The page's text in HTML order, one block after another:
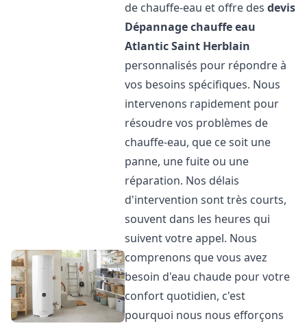
de chauffe-eau et offre desdevis
Dépannage chauffe eau
AtlanticSaint Herblain
personnalisés pour répondre à
vos besoins spécifiques. Nous
intervenons rapidement pour
résoudre vos problèmes de
chauffe-eau, que ce soit une
panne, une fuite ou une
réparation. Nos délais
d'intervention sont très courts,
souvent dans les heures qui
suivent votre appel. Nous
comprenons que vous avez
besoin d'eau chaude pour votre
confort quotidien, c'est
pourquoi nous nous efforçons